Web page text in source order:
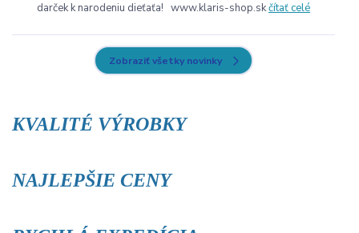
darček k narodeniu dieťaťa! www.klaris-shop.skčítať celé
Zobraziť všetky novinky
KVALITÉ VÝROBKY
NAJLEPŠIE CENY